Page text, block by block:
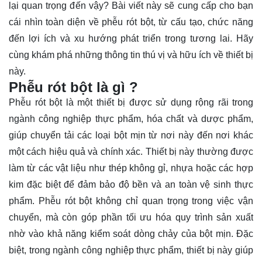
lại quan trọng đến vậy? Bài viết này sẽ cung cấp cho bạn
cái nhìn toàn diện về phễu rót bột, từ cấu tạo, chức năng
đến lợi ích và xu hướng phát triển trong tương lai. Hãy
cùng khám phá những thông tin thú vị và hữu ích về thiết bị
này.
Phễu rót bột là gì ?
Phễu rót bột là một thiết bị được sử dụng rộng rãi trong
ngành công nghiệp thực phẩm, hóa chất và dược phẩm,
giúp chuyển tải các loại bột mịn từ nơi này đến nơi khác
một cách hiệu quả và chính xác. Thiết bị này thường được
làm từ các vật liệu như thép không gỉ, nhựa hoặc các hợp
kim đặc biệt để đảm bảo độ bền và an toàn vệ sinh thực
phẩm. Phễu rót bột không chỉ quan trọng trong việc vận
chuyển, mà còn góp phần tối ưu hóa quy trình sản xuất
nhờ vào khả năng kiểm soát dòng chảy của bột mịn. Đặc
biệt, trong ngành công nghiệp thực phẩm, thiết bị này giúp